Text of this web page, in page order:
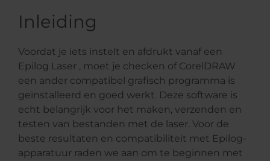
Inleiding
Voordat je iets instelt en afdrukt vanaf een
Epilog Laser , moet je checken of CorelDRAW
een ander compatibel grafisch programma is
geïnstalleerd en goed werkt. Deze software is
echt belangrijk voor het maken, verzenden en
testen van bestanden met de laser. Voor de
beste resultaten en compatibiliteit met Epilog-
apparatuur raden we aan om te beginnen met